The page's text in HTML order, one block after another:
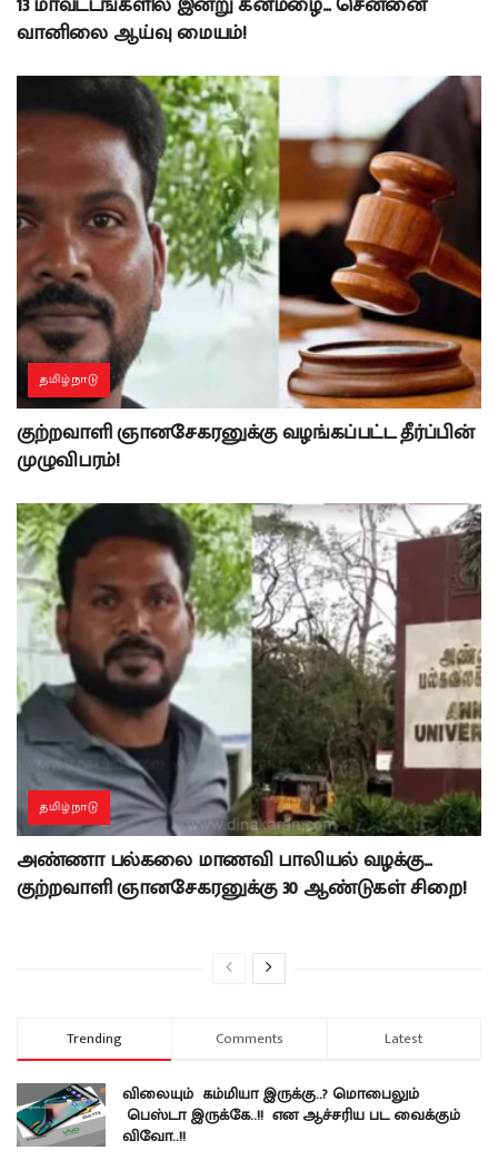
வானிலை ஆய்வு மையம்!
தமிழ்நாடு
குற்றவாளி ஞானசேகரனுக்கு வழங்கப்பட்ட தீர்ப்பின்
முழுவிபரம்!
தமிழ்நாடு
அண்ணா பல்கலை மாணவி பாலியல் வழக்கு…
குற்றவாளி ஞானசேகரனுக்கு 30 ஆண்டுகள் சிறை!
Trending Comments Latest
விலையும் கம்மியா இருக்கு..? மொபைலும்
பெஸ்டா இருக்கே..!! என ஆச்சரிய பட வைக்கும்
விவோ..!!